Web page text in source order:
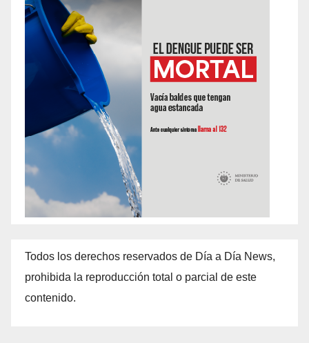
Todos los derechos reservados de Día a Día News,
prohibida la reproducción total o parcial de este
contenido.